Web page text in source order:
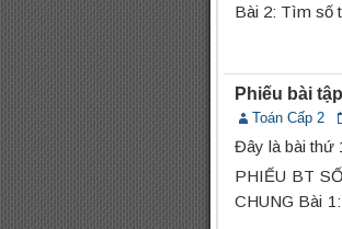
Bài 2: Tìm số
Phiếu bài
Toán Cấp 2
Đây là bài thứ
PHIẾU BT
CHUNG Bài